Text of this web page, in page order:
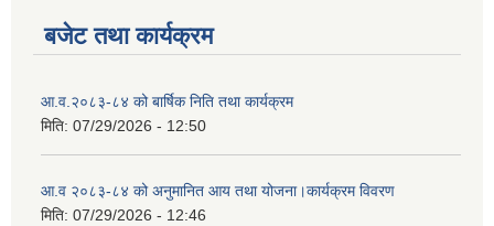
बजेट तथा कार्यक्रम
आ.व.२०८३-८४ को बार्षिक निति तथा कार्यक्रम
मिति: 07/29/2026 - 12:50
आ.व २०८३-८४ को अनुमानित आय तथा योजना।कार्यक्रम विवरण
मिति: 07/29/2026 - 12:46